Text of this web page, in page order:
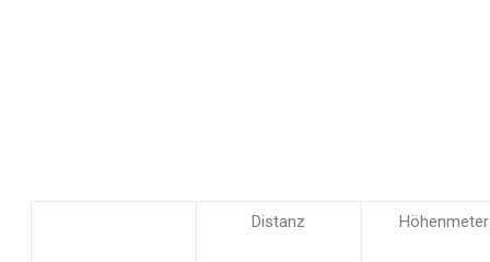
Distanz Höhenmeter